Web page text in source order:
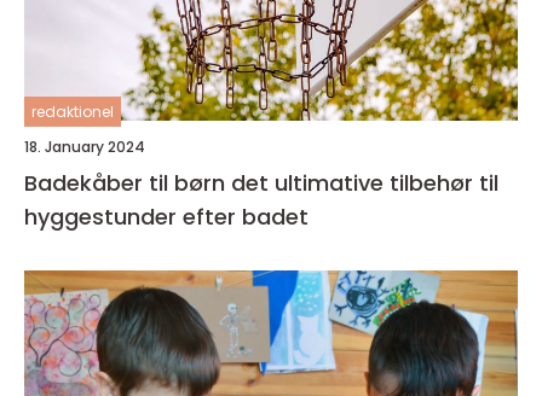
redaktionel
18. January 2024
Badekåber til børn det ultimative tilbehør til
hyggestunder efter badet